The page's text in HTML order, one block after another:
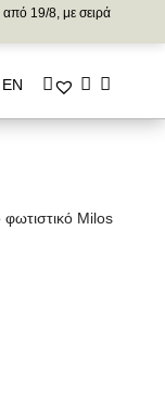
19/8, με σειρά
ΕΝ
Milos